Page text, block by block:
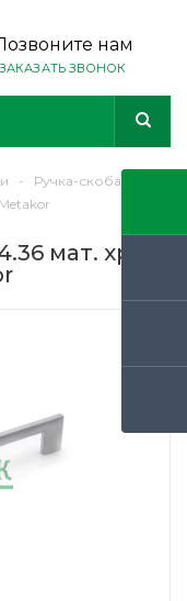
нам
ЗАКАЗАТЬ ЗВОНОК
-
Ручка-скоба Cubic
мат. хром,